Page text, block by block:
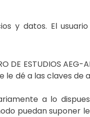
y datos. El
ESTUDIOS AEG-
le dé a las claves de
a lo
puedan suponer